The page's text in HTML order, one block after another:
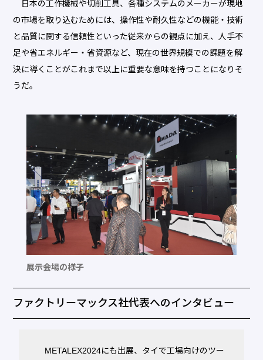
日本の工作機械や切削工具、各種システムのメーカーが現地
の市場を取り込むためには、操作性や耐久性などの機能・技術
と品質に関する信頼性といった従来からの観点に加え、人手不
足や省エネルギー・省資源など、現在の世界規模での課題を解
決に導くことがこれまで以上に重要な意味を持つことになりそ
うだ。
展示会場の様子
ファクトリーマックス社代表へのインタビュー
METALEX2024にも出展、タイで工場向けのツー